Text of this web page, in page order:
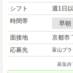
シフト
週1日
時間帯
早朝
面接地
京都市
応募先
富山ブ
募集終